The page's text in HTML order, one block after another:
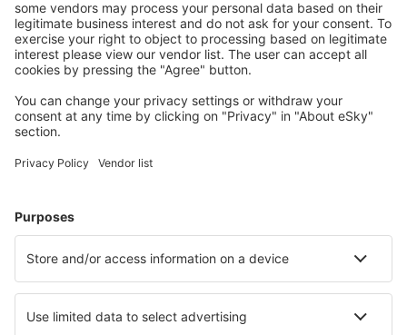
Copyright © eSky.at. Alle Rechte vorbehalten.